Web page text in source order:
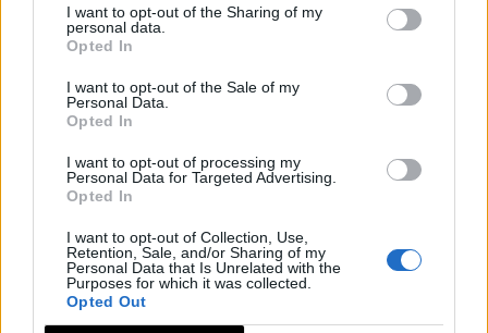
I want to opt-out of the Sharing of my
personal data.
Opted In
I want to opt-out of the Sale of my
Personal Data.
Opted In
I want to opt-out of processing my
Personal Data for Targeted Advertising.
Opted In
I want to opt-out of Collection, Use,
Retention, Sale, and/or Sharing of my
Personal Data that Is Unrelated with the
Purposes for which it was collected.
Opted Out
Jañonas. Cruzamos el Arroyo de la Gargantilla y el
paisaje forestal se hace muy rico y variado,
entremezclándose coníferas y frondosas con un
denso sotobosque con variadas especies de carácter
kilómetro 4 de nuestro itinerario, comenzaremos a
descender hacia el municipio de Cadalso. Éste se
caracteriza por el tesoro arquitectónico y urbanístico
que esconde en su casco antiguo, que quizás por su
pequeño tamaño mantiene una homogeneidad
encantadora. Hay buenas y cuidadas casas que